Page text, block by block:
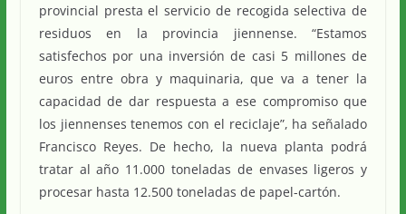
provincial presta el servicio de recogida selectiva de
residuos en la provincia jiennense. “Estamos
satisfechos por una inversión de casi 5 millones de
euros entre obra y maquinaria, que va a tener la
capacidad de dar respuesta a ese compromiso que
los jiennenses tenemos con el reciclaje”, ha señalado
Francisco Reyes. De hecho, la nueva planta podrá
tratar al año 11.000 toneladas de envases ligeros y
procesar hasta 12.500 toneladas de papel-cartón.